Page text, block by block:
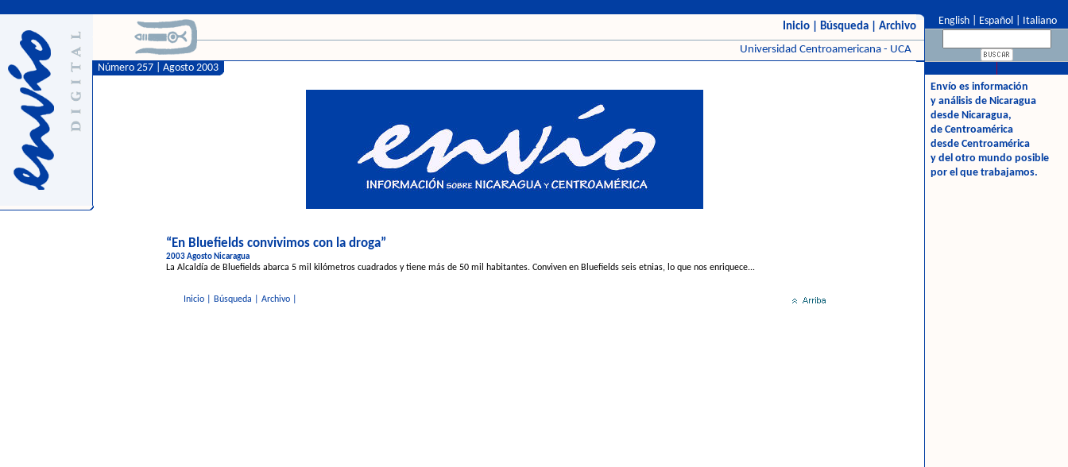
Inicio Búsqueda
Archivo
Universidad Centroamericana - UCA
Número 257 | Agosto 2003
“En Bluefields convivimos con la droga”
2003 Agosto Nicaragua
La Alcaldía de Bluefields abarca 5 mil kilómetros cuadrados y tiene más de 50 mil habitantes. Conviven en Bluefields seis etnias, lo que nos enriquece...
Inicio Búsqueda Archivo
English Español Italiano
Envío es información
y análisis de Nicaragua
desde Nicaragua,
de Centroamérica
desde Centroamérica
y del otro mundo posible
por el que trabajamos.